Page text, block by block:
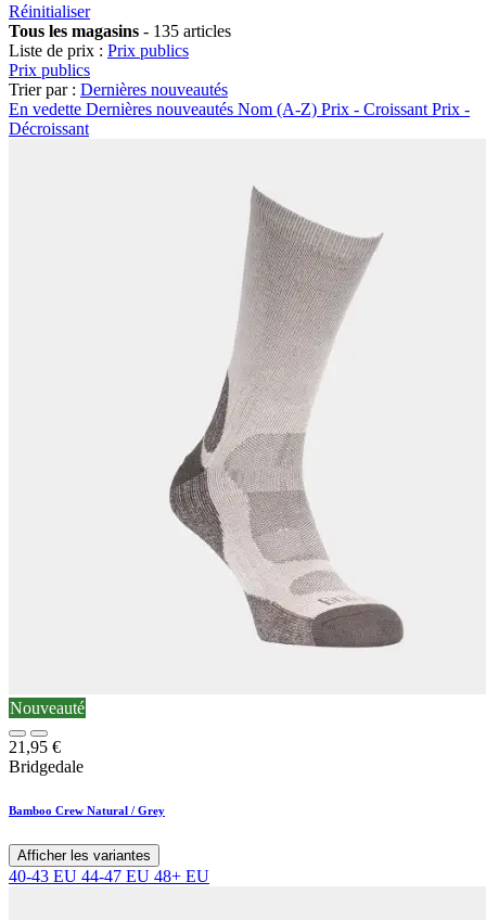
Réinitialiser
Tous les magasins - 135 articles
Liste de prix : Prix publics
Prix publics
Trier par : Dernières nouveautés
En vedette Dernières nouveautés Nom (A-Z) Prix - Croissant Prix -
Décroissant
Nouveauté
21,95 €
Bridgedale
Bamboo Crew Natural / Grey
Afficher les variantes
40-43 EU 44-47 EU 48+ EU